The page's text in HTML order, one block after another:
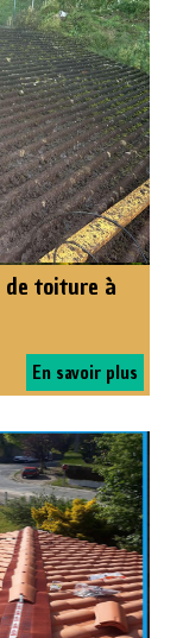
de toiture à
En savoir plus